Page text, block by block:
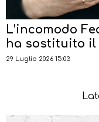
L’incomodo
ha sostituito il
29 Luglio 2026 15:03